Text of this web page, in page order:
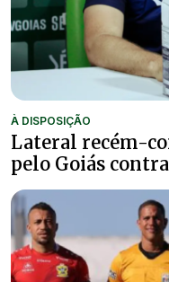
À DISPOSIÇÃO
Lateral recém-
pelo Goiás